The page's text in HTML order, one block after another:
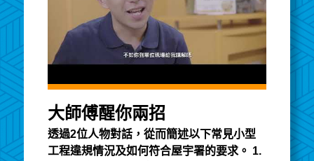
大師傅醒你兩招
透過2位人物對話，從而簡述以下常見小型
工程違規情況及如何符合屋宇署的要求。 1.